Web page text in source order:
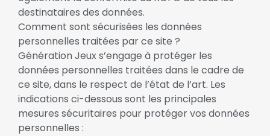
destinataires des données.
Comment sont sécurisées les données
personnelles traitées par ce site ?
Génération Jeux s’engage à protéger les
données personnelles traitées dans le cadre de
ce site, dans le respect de l’état de l’art. Les
indications ci-dessous sont les principales
mesures sécuritaires pour protéger vos données
personnelles :